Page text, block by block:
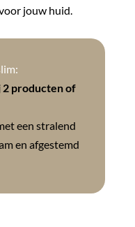
jouw huid.
2 producten of
een stralend
en afgestemd